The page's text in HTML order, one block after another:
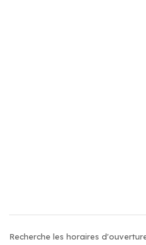
Recherche les horaires